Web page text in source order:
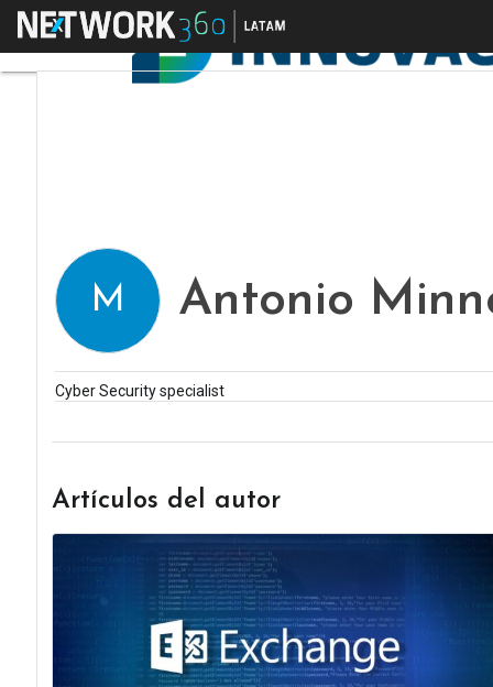
Menú
M Antonio
Cyber Security specialist
Artículos del autor